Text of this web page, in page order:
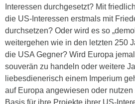
Interessen durchgesetzt? Mit
die US-Interessen erstmals mit
durchsetzen? Oder wird es so
weitergehen wie in den letzten 250
die USA Gegner? Wird Europa
souverän zu handeln oder weitere
liebesdienerisch einem Imperium
auf Europa angewiesen oder